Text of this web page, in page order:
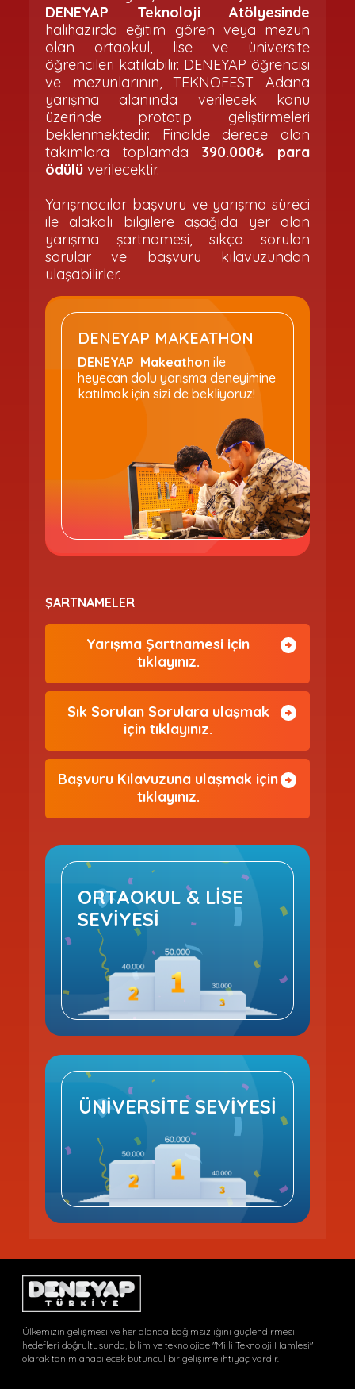
DENEYAP Teknoloji Atölyesinde
halihazırda eğitim gören veya mezun
olan ortaokul, lise ve üniversite
öğrencileri katılabilir. DENEYAP öğrencisi
ve mezunlarının, TEKNOFEST Adana
yarışma alanında verilecek konu
üzerinde prototip geliştirmeleri
beklenmektedir. Finalde derece alan
takımlara toplamda 390.000₺ para
ödülü verilecektir.
Yarışmacılar başvuru ve yarışma süreci
ile alakalı bilgilere aşağıda yer alan
yarışma şartnamesi, sıkça sorulan
sorular ve başvuru kılavuzundan
ulaşabilirler.
DENEYAP MAKEATHON
DENEYAP Makeathon ile
heyecan dolu yarışma deneyimine
katılmak için sizi de bekliyoruz!
ŞARTNAMELER
Yarışma Şartnamesi için
tıklayınız.
Sık Sorulan Sorulara ulaşmak
için tıklayınız.
Başvuru Kılavuzuna ulaşmak için
tıklayınız.
ORTAOKUL & LİSE
SEVİYESİ
ÜNİVERSİTE SEVİYESİ
Ülkemizin gelişmesi ve her alanda bağımsızlığını güçlendirmesi
hedefleri doğrultusunda, bilim ve teknolojide "Milli Teknoloji Hamlesi"
olarak tanımlanabilecek bütüncül bir gelişime ihtiyaç vardır.